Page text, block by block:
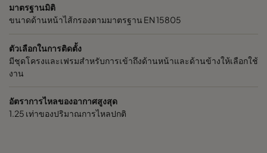
มาตรฐานมิติ
ขนาดด้านหน้าไส้กรองตามมาตรฐาน EN 15805
ตัวเลือกในการติดตั้ง
มีชุดโครงและเฟรมสำหรับการเข้าถึงด้านหน้าและด้านข้างให้เลือกใช้
งาน
อัตราการไหลของอากาศสูงสุด
1.25 เท่าของปริมาณการไหลปกติ